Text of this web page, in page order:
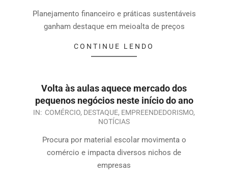
Planejamento financeiro e práticas sustentáveis
ganham destaque em meioalta de preços
CONTINUE LENDO
Volta às aulas aquece mercado dos
pequenos negócios neste início do ano
IN: COMÉRCIO, DESTAQUE, EMPREENDEDORISMO,
NOTÍCIAS
Procura por material escolar movimenta o
comércio e impacta diversos nichos de
empresas